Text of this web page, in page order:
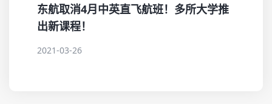
东航取消4月中英直飞航班！多所大学推
出新课程！
2021-03-26